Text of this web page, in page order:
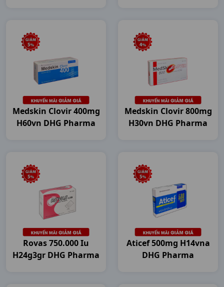
Medskin Clovir 400mg
H60vn DHG Pharma
Medskin Clovir 800mg
H30vn DHG Pharma
Rovas 750.000 Iu
H24g3gr DHG Pharma
Aticef 500mg H14vna
DHG Pharma